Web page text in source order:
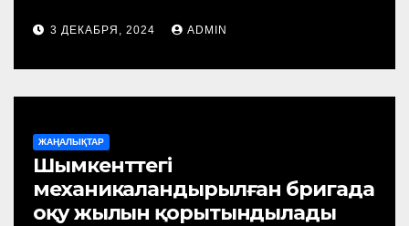
3 ДЕКАБРЯ, 2024 ADMIN
ЖАҢАЛЫҚТАР
Шымкенттегі
механикаландырылған бригада
оқу жылын қорытындылады